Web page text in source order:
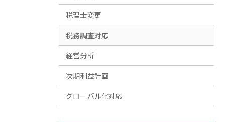
税理士変更
税務調査対応
経営分析
次期利益計画
グローバル化対応